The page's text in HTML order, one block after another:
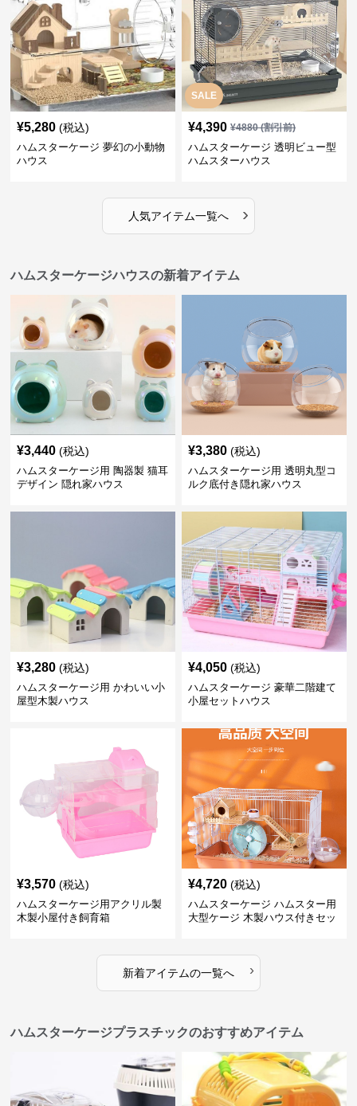
¥5,280 (税込)
ハムスターケージ 夢幻の小動物
ハウス
SALE
¥4,390 ¥4880(割引前)
ハムスターケージ 透明ビュー型
ハムスターハウス
人気アイテム一覧へ ›
ハムスターケージハウスの新着アイテム
¥3,440 (税込)
ハムスターケージ用 陶器製 猫耳
デザイン 隠れ家ハウス
¥3,380 (税込)
ハムスターケージ用 透明丸型コ
ルク底付き隠れ家ハウス
¥3,280 (税込)
ハムスターケージ用 かわいい小
屋型木製ハウス
¥4,050 (税込)
ハムスターケージ 豪華二階建て
小屋セットハウス
¥3,570 (税込)
ハムスターケージ用アクリル製
木製小屋付き飼育箱
¥4,720 (税込)
ハムスターケージ ハムスター用
大型ケージ 木製ハウス付きセッ
新着アイテムの一覧へ ›
ハムスターケージプラスチックのおすすめアイテム